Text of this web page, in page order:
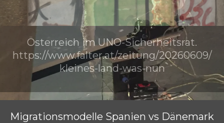
Österreich im UNO-Sicherheitsrat.
https://www.falter.at/zeitung/20260609/
kleines-land-was-nun
Veröffentlicht am Raimund Löw
Migrationsmodelle Spanien vs Dänemark